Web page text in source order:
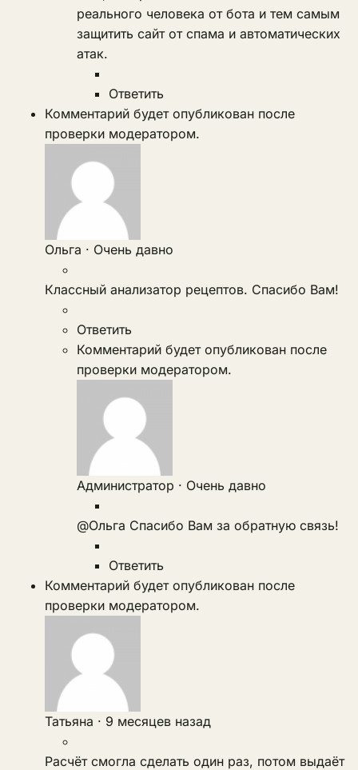
реального человека от бота и тем самым
защитить сайт от спама и автоматических
атак.
Ответить
Комментарий будет опубликован после
проверки модератором.
Ольга · Очень давно
Классный анализатор рецептов. Спасибо Вам!
Ответить
Комментарий будет опубликован после
проверки модератором.
Администратор · Очень давно
@Ольга Спасибо Вам за обратную связь!
Ответить
Комментарий будет опубликован после
проверки модератором.
Татьяна · 9 месяцев назад
Расчёт смогла сделать один раз, потом выдаёт